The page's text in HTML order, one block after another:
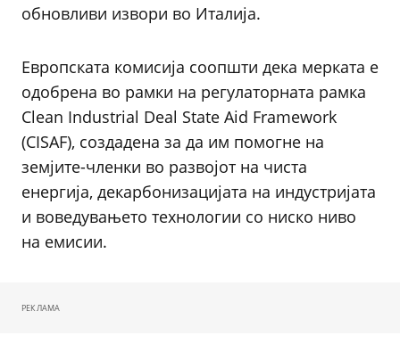
обновливи извори во Италија.
Европската комисија соопшти дека мерката е
одобрена во рамки на регулаторната рамка
Clean Industrial Deal State Aid Framework
(CISAF), создадена за да им помогне на
земјите-членки во развојот на чиста
енергија, декарбонизацијата на индустријата
и воведувањето технологии со ниско ниво
на емисии.
РЕКЛАМА